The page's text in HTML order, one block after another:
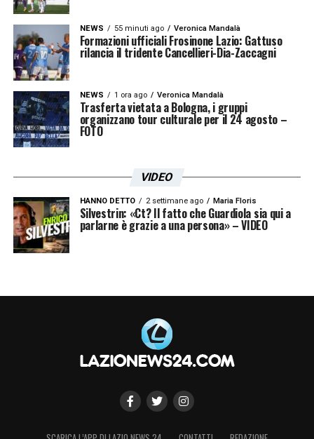
ISCRIVIMI
Accetto laPrivacy Policy
LA PLAYLIST DELLE NOSTRE TOP NEWS
NEWS 55 minuti ago Veronica Mandalà
Formazioni ufficiali Frosinone Lazio: Gattuso
rilancia il tridente Cancellieri-Dia-Zaccagni
NEWS 1 ora ago Veronica Mandalà
Trasferta vietata a Bologna, i gruppi
organizzano tour culturale per il 24 agosto –
FOTO
VIDEO
HANNO DETTO 2 settimane ago Maria Floris
Silvestrin: «Ct? Il fatto che Guardiola sia qui a
parlarne è grazie a una persona» – VIDEO